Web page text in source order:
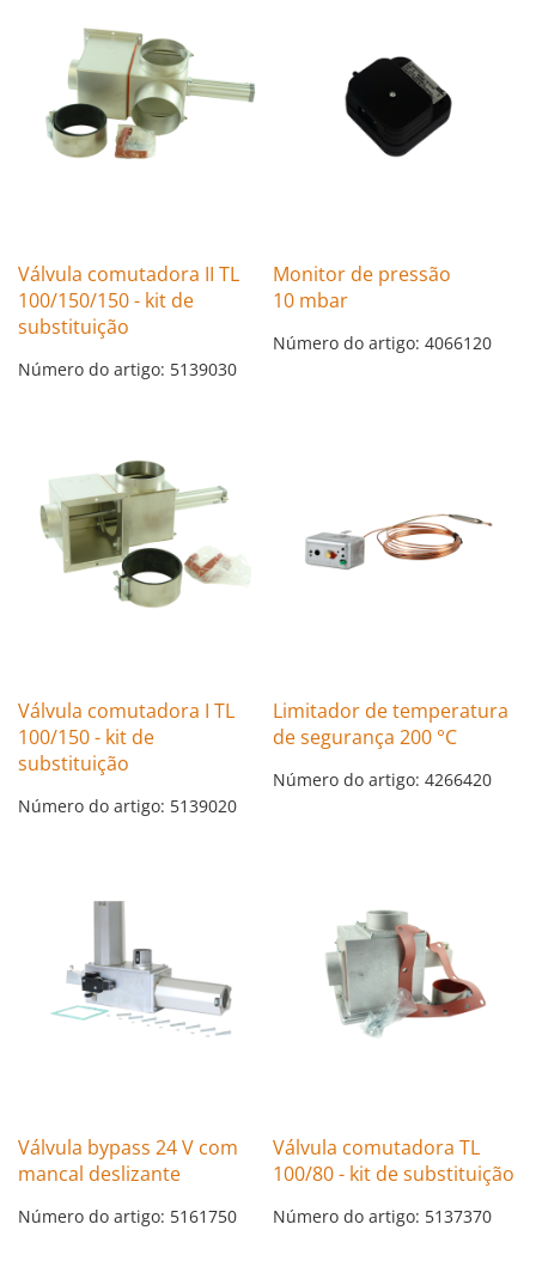
Válvula comutadora II TL
100/150/150 - kit de
substituição
Número do artigo: 5139030
Monitor de pressão
10 mbar
Número do artigo: 4066120
Válvula comutadora I TL
100/150 - kit de
substituição
Número do artigo: 5139020
Limitador de temperatura
de segurança 200 °C
Número do artigo: 4266420
Válvula bypass 24 V com
mancal deslizante
Número do artigo: 5161750
Válvula comutadora TL
100/80 - kit de substituição
Número do artigo: 5137370